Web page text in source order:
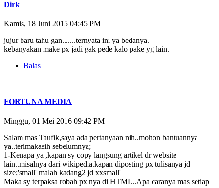
Dirk
Kamis, 18 Juni 2015 04:45 PM
jujur baru tahu gan.......ternyata ini ya bedanya.
kebanyakan make px jadi gak pede kalo pake yg lain.
Balas
FORTUNA MEDIA
Minggu, 01 Mei 2016 09:42 PM
Salam mas Taufik,saya ada pertanyaan nih..mohon bantuannya
ya..terimakasih sebelumnya;
1-Kenapa ya ,kapan sy copy langsung artikel dr website
lain..misalnya dari wikipedia.kapan diposting px tulisanya jd
size;'small' malah kadang2 jd xxsmall'
Maka sy terpaksa robah px nya di HTML..Apa caranya mas setiap